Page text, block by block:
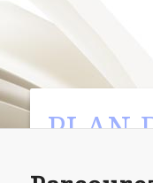
PLAN